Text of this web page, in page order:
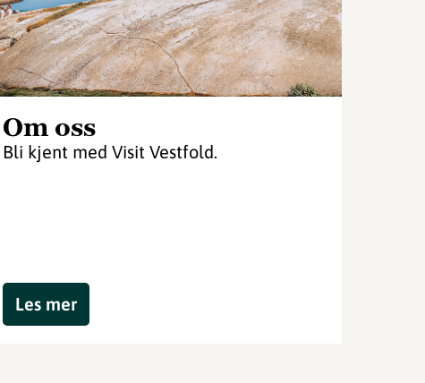
Om oss
Bli kjent med Visit Vestfold.
Les mer